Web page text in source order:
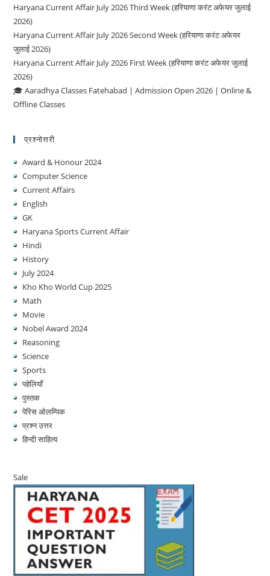
Haryana Current Affair July 2026 Third Week (हरियाणा करंट अफेयर जुलाई
2026)
Haryana Current Affair July 2026 Second Week (हरियाणा करंट अफेयर
जुलाई 2026)
Haryana Current Affair July 2026 First Week (हरियाणा करंट अफेयर जुलाई
2026)
🎓 Aaradhya Classes Fatehabad | Admission Open 2026 | Online &
Offline Classes
प्रश्नोत्तरी
Award & Honour 2024
Computer Science
Current Affairs
English
GK
Haryana Sports Current Affair
Hindi
History
July 2024
Kho Kho World Cup 2025
Math
Movie
Nobel Award 2024
Reasoning
Science
Sports
पहेलियाँ
पुस्तक
पेरिस ओलम्पिक
प्रश्न उत्तर
हिन्दी साहित्य
SaleProduct
on
sale